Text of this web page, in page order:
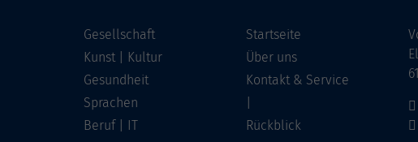
Gesellschaft
Kunst | Kultur
Gesundheit
Sprachen
Beruf | IT
Startseite
Über uns
Kontakt & Service
Rückblick